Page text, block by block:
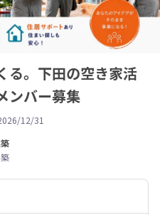
る。下田の空き家活
ンバー募集
12/31